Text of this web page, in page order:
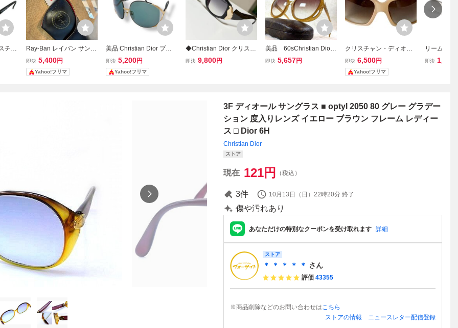
チャ
Ray-Ban レイバン サング
ラス ゴールドフレーム ブ
ラウンレンズ 度入り
即決 5,400円
Yahoo!フリマ
美品 Christian Dior ブル
ーレンズ 70s archive 度
入り クリスチャンディオ
ール サングラス ヴィンテ
即決 5,200円
Yahoo!フリマ
◆Christian Dior クリスチ
ャンディオール ヴィンテ
即決 9,800円
美品 60sChristian Dior
ドイツ製 サングラ
即決 5,657円
クリスチャン・ディオー
ル サングラス スクエア型
ベージュフレーム ブラウ
ンレンズ
即決 6,500円
Yahoo!フリマ
リームレス
グラデー
即決 1,790
3F ディオール サングラス ■ optyl 2050 80 グレー グラデー
ション 度入りレンズ イエロー ブラウン フレーム レディー
ス □ Dior 6H
Christian Dior
ストア
現在 121円 （税込）
3件 10月13日（日）22時20分 終了
傷や汚れあり
あなただけの特別なクーポンを受け取れます 詳細
ストア
＊ ＊ ＊ ＊ ＊ さん
評価 43355
※商品削除などのお問い合わせはこちら
ストアの情報
ニュースレター配信登録